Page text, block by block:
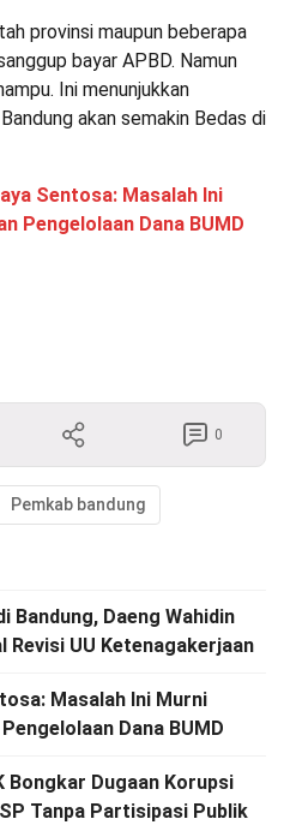
provinsi maupun beberapa
bayar APBD. Namun
Ini menunjukkan
akan semakin Bedas di
Sentosa: Masalah Ini
Pengelolaan Dana BUMD
0
Pemkab bandung
Bandung, Daeng Wahidin
Revisi UU Ketenagakerjaan
Masalah Ini Murni
Dana BUMD
Bongkar Dugaan Korupsi
Tanpa Partisipasi Publik